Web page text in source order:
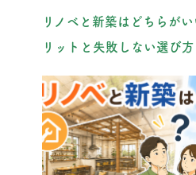
リノベと新築はどちらが
リットと失敗しない選び方